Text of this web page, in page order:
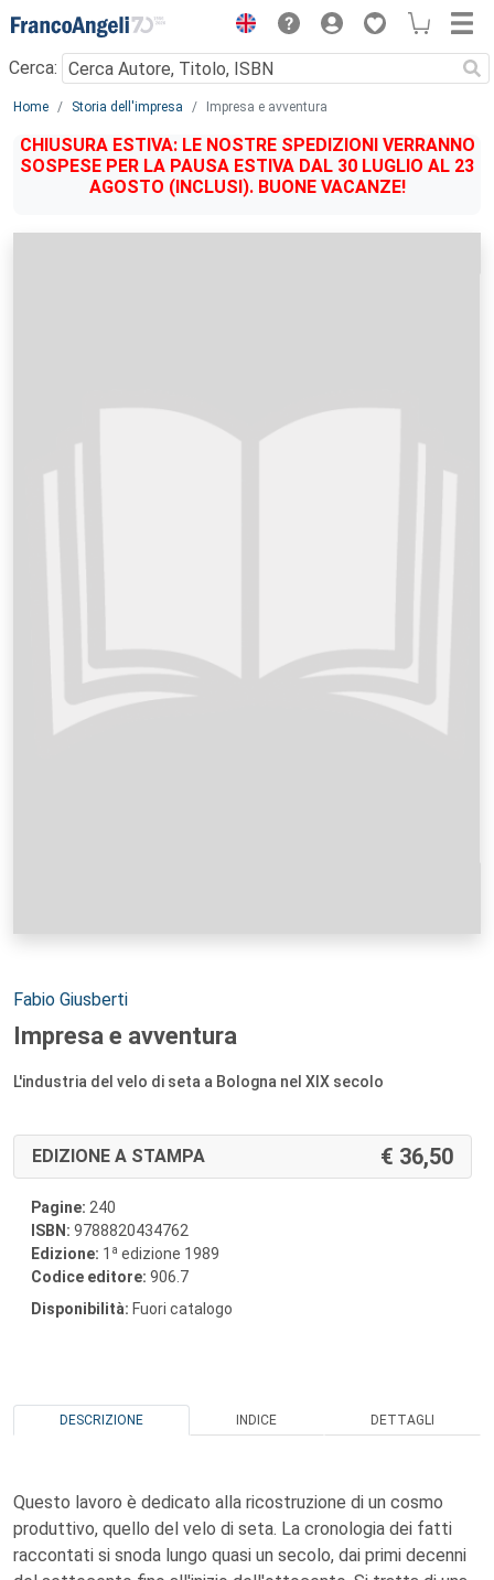
Menu
Cerca:
Main content
Home Storia dell'impresa Impresa e avventura
CHIUSURA ESTIVA: LE NOSTRE SPEDIZIONI VERRANNO
SOSPESE PER LA PAUSA ESTIVA DAL 30 LUGLIO AL 23
AGOSTO (INCLUSI). BUONE VACANZE!
Autori:
Fabio Giusberti
Impresa e avventura
L'industria del velo di seta a Bologna nel XIX secolo
EDIZIONE A STAMPA 36,50
Pagine: 240
ISBN: 9788820434762
Edizione: 1 a edizione 1989
Codice editore: 906.7
Disponibilità: Fuori catalogo
DESCRIZIONE INDICE DETTAGLI
Questo lavoro è dedicato alla ricostruzione di un cosmo
produttivo, quello del velo di seta. La cronologia dei fatti
raccontati si snoda lungo quasi un secolo, dai primi decenni